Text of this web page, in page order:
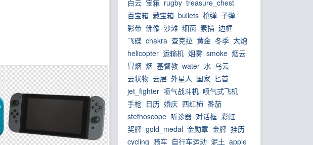
白云 宝箱 rugby treasure_chest
百宝箱 藏宝箱 bullets 枪弹 子弹
彩带 佛像 沙滩 细菌 素描 边框
飞碟 chakra 查克拉 黄金 冬季 大炮
helicopter 运输机 烟雾 smoke 烟云
冒烟 烟 基督教 water 水 乌云
云状物 云层 外星人 国家 匕首
jet_fighter 喷气战斗机 喷气式飞机
手枪 日历 婚庆 西红柿 番茄
stethoscope 听诊器 对话框 彩虹
奖牌 gold_medal 金勋章 金牌 挂历
cycling 骑车 自行车运动 泥土 apple